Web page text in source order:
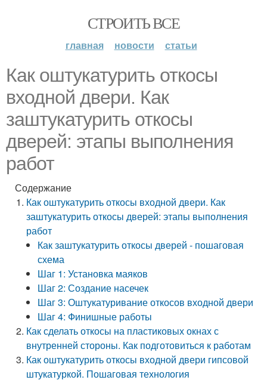
СТРОИТЬ ВСЕ
главная новости статьи
Как оштукатурить откосы
входной двери. Как
заштукатурить откосы
дверей: этапы выполнения
работ
Содержание
Как оштукатурить откосы входной двери. Как
заштукатурить откосы дверей: этапы выполнения
работ
Как заштукатурить откосы дверей - пошаговая
схема
Шаг 1: Установка маяков
Шаг 2: Создание насечек
Шаг 3: Оштукатуривание откосов входной двери
Шаг 4: Финишные работы
Как сделать откосы на пластиковых окнах с
внутренней стороны. Как подготовиться к работам
Как оштукатурить откосы входной двери гипсовой
штукатуркой. Пошаговая технология